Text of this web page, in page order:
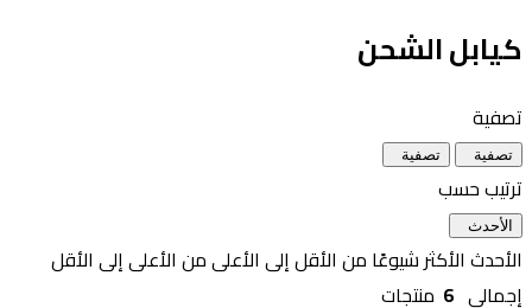
كيابل الشحن
تصفية
تصفية تصفية
ترتيب حسب
الأحدث
الأحدث الأكثر شيوعًا من الأقل إلى الأعلىمن الأعلى إلى الأقل
إجمالي 6 منتجات